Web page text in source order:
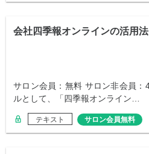
会社四季報オンラインの活用法
サロン会員：無料 サロン非会員：
ルとして、「四季報オンライン…
テキスト サロン会員無料